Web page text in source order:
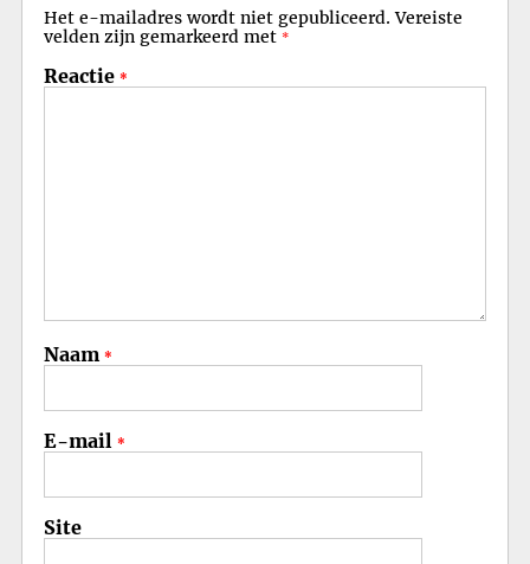
Het e-mailadres wordt niet gepubliceerd. Vereiste
velden zijn gemarkeerd met *
Reactie *
Naam *
E-mail *
Site